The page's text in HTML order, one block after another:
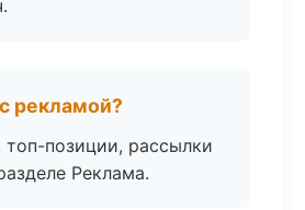
рекламой?
позиции, рассылки
Реклама.